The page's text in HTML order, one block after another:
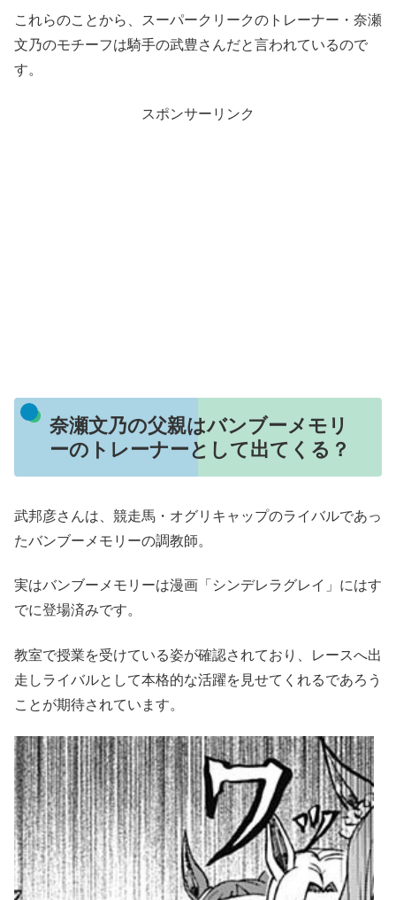
これらのことから、スーパークリークのトレーナー・奈瀬
文乃のモチーフは騎手の武豊さんだと言われているので
す。
スポンサーリンク
奈瀬文乃の父親はバンブーメモリ
ーのトレーナーとして出てくる？
武邦彦さんは、競走馬・オグリキャップのライバルであっ
たバンブーメモリーの調教師。
実はバンブーメモリーは漫画「シンデレラグレイ」にはす
でに登場済みです。
教室で授業を受けている姿が確認されており、レースへ出
走しライバルとして本格的な活躍を見せてくれるであろう
ことが期待されています。